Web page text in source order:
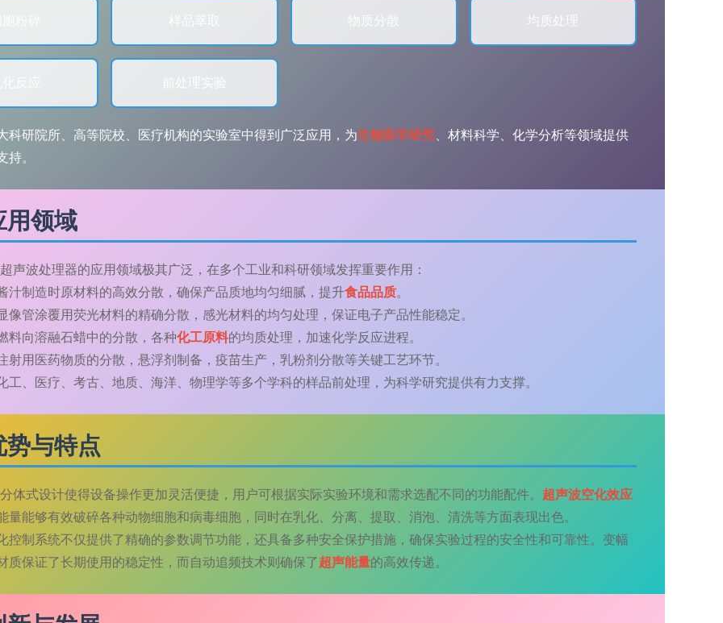
样品萃取 物质分散 均质处理
前处理实验
科研院所、高等院校、医疗机构的实验室中得到广泛应用，为生物医学研究 、材料科学、化学分析等领域提供
持。
领域
声波处理器的应用领域极其广泛，在多个工业和科研领域发挥重要作用：
汁制造时原材料的高效分散，确保产品质地均匀细腻，提升食品品质。
像管涂覆用荧光材料的精确分散，感光材料的均匀处理，保证电子产品性能稳定。
料向溶融石蜡中的分散，各种化工原料的均质处理，加速化学反应进程。
射用医药物质的分散，悬浮剂制备，疫苗生产，乳粉剂分散等关键工艺环节。
工、医疗、考古、地质、海洋、物理学等多个学科的样品前处理，为科学研究提供有力支撑。
与特点
体式设计使得设备操作更加灵活便捷，用户可根据实际实验环境和需求选配不同的功能配件。 超声波空化效应
量能够有效破碎各种动物细胞和病毒细胞，同时在乳化、分离、提取、消泡、清洗等方面表现出色。
控制系统不仅提供了精确的参数调节功能，还具备多种安全保护措施，确保实验过程的安全性和可靠性。变幅
质保证了长期使用的稳定性，而自动追频技术则确保了超声能量的高效传递。